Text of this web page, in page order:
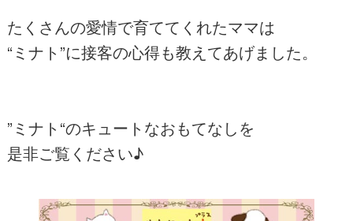
たくさんの愛情で育ててくれたママは
“ミナト”に接客の心得も教えてあげました。
”ミナト“のキュートなおもてなしを
是非ご覧ください♪